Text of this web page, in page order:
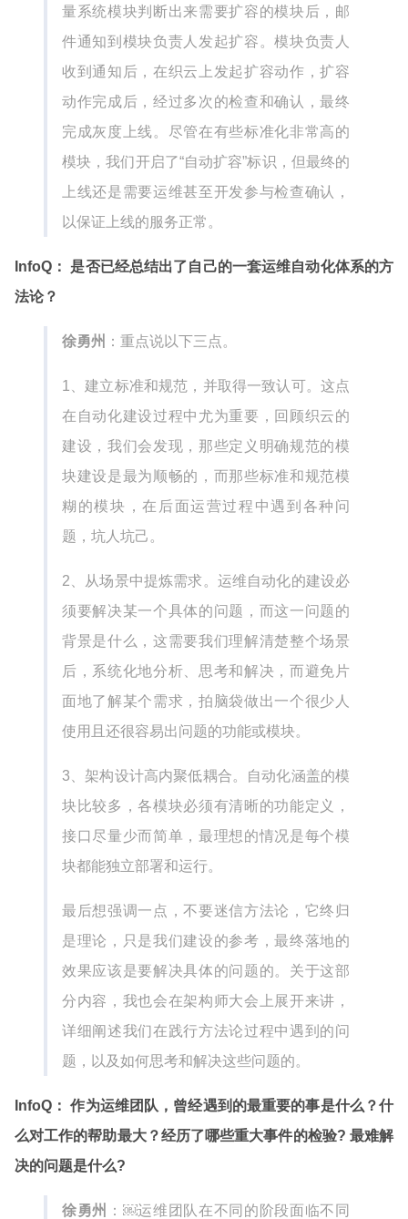
量系统模块判断出来需要扩容的模块后，邮
件通知到模块负责人发起扩容。模块负责人
收到通知后，在织云上发起扩容动作，扩容
动作完成后，经过多次的检查和确认，最终
完成灰度上线。尽管在有些标准化非常高的
模块，我们开启了“自动扩容”标识，但最终的
上线还是需要运维甚至开发参与检查确认，
以保证上线的服务正常。
InfoQ： 是否已经总结出了自己的一套运维自动化体系的方
法论？
徐勇州 ：重点说以下三点。
1、建立标准和规范，并取得一致认可。这点
在自动化建设过程中尤为重要，回顾织云的
建设，我们会发现，那些定义明确规范的模
块建设是最为顺畅的，而那些标准和规范模
糊的模块，在后面运营过程中遇到各种问
题，坑人坑己。
2、从场景中提炼需求。运维自动化的建设必
须要解决某一个具体的问题，而这一问题的
背景是什么，这需要我们理解清楚整个场景
后，系统化地分析、思考和解决，而避免片
面地了解某个需求，拍脑袋做出一个很少人
使用且还很容易出问题的功能或模块。
3、架构设计高内聚低耦合。自动化涵盖的模
块比较多，各模块必须有清晰的功能定义，
接口尽量少而简单，最理想的情况是每个模
块都能独立部署和运行。
最后想强调一点，不要迷信方法论，它终归
是理论，只是我们建设的参考，最终落地的
效果应该是要解决具体的问题的。关于这部
分内容，我也会在架构师大会上展开来讲，
详细阐述我们在践行方法论过程中遇到的问
题，以及如何思考和解决这些问题的。
InfoQ： 作为运维团队，曾经遇到的最重要的事是什么？什
么对工作的帮助最大？经历了哪些重大事件的检验? 最难解
决的问题是什么?
徐勇州
：￼运维团队在不同的阶段面临不同